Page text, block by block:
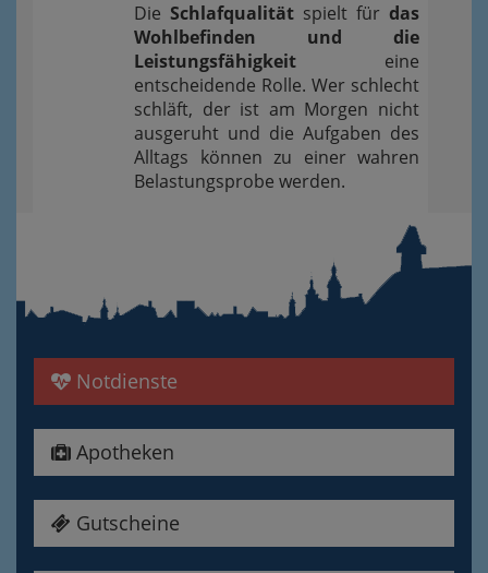
Die Schlafqualität spielt für das
Wohlbefinden und die
Leistungsfähigkeit eine
entscheidende Rolle. Wer schlecht
schläft, der ist am Morgen nicht
ausgeruht und die Aufgaben des
Alltags können zu einer wahren
Belastungsprobe werden.
Notdienste
Apotheken
Gutscheine